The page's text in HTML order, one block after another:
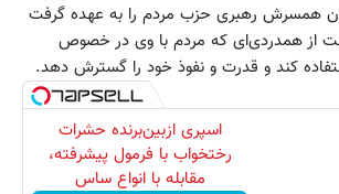
همسرش رهبری حزب مردم را به عهده گرفت
از همدردی‌ای که مردم با وی در خصوص
کند و قدرت و نفوذ خود را گسترش دهد.
اسپری ازبین‌برنده حشرات
رختخواب با فرمول پیشرفته،
مقابله با انواع ساس